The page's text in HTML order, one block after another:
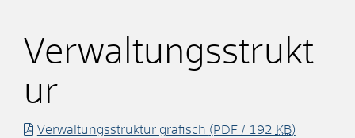
Verwaltungsstrukt
ur
Verwaltungsstruktur grafisch (PDF / 192 KB)